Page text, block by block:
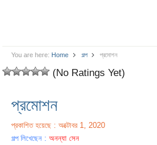
You are here: Home গল্প প্রমোশন
(No Ratings Yet)
প্রমোশন
প্রকাশিত হয়েছে : অক্টোবর 1, 2020
গল্প লিখেছেন :অনন্যা সেন